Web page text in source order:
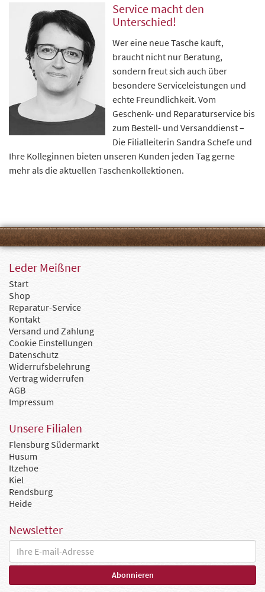
Service macht den
Unterschied!
Wer eine neue Tasche kauft,
braucht nicht nur Beratung,
sondern freut sich auch über
besondere Serviceleistungen und
echte Freundlichkeit. Vom
Geschenk- und Reparaturservice bis
zum Bestell- und Versanddienst –
Die Filialleiterin Sandra Schefe und
Ihre Kolleginnen bieten unseren Kunden jeden Tag gerne
mehr als die aktuellen Taschenkollektionen.
Leder Meißner
Start
Shop
Reparatur-Service
Kontakt
Versand und Zahlung
Cookie Einstellungen
Datenschutz
Widerrufsbelehrung
Vertrag widerrufen
AGB
Impressum
Unsere Filialen
Flensburg Südermarkt
Husum
Itzehoe
Kiel
Rendsburg
Heide
Newsletter